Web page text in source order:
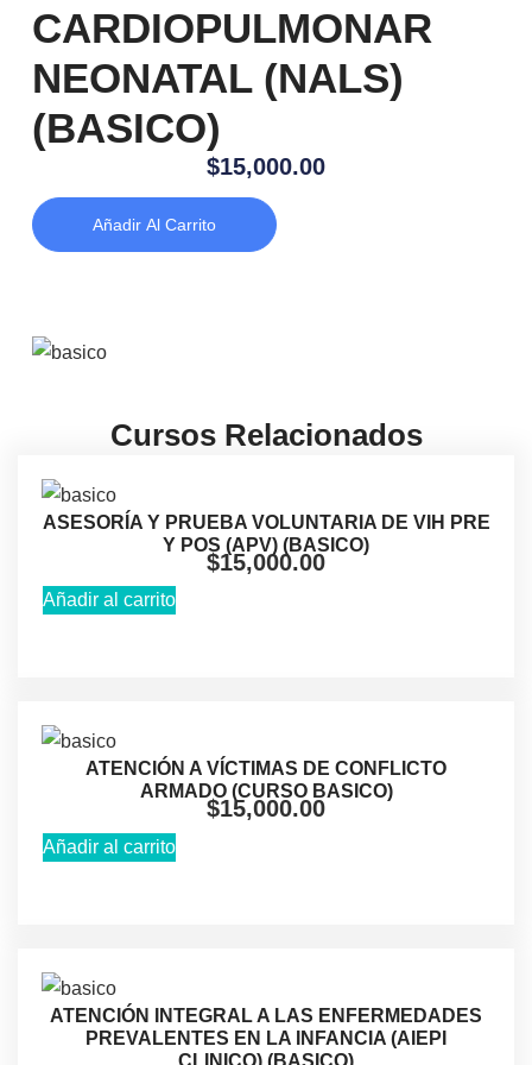
CARDIOPULMONAR
NEONATAL (NALS)
(BASICO)
$15,000.00
Añadir Al Carrito
Cursos Relacionados
ASESORÍA Y PRUEBA VOLUNTARIA DE VIH PRE
Y POS (APV) (BASICO)
$15,000.00
Añadir al carrito
ATENCIÓN A VÍCTIMAS DE CONFLICTO
ARMADO (CURSO BASICO)
$15,000.00
Añadir al carrito
ATENCIÓN INTEGRAL A LAS ENFERMEDADES
PREVALENTES EN LA INFANCIA (AIEPI
CLINICO) (BASICO)